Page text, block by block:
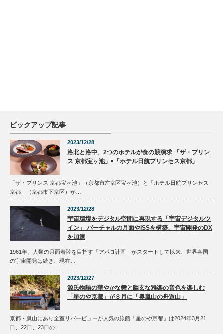
ピックアップ記事
2023/12/28
洛北と洛中、2つのホテルが食の競演求 「ザ・プリン
ス 京都宝ヶ池」×「ホテル日航プリンセス京都」
「ザ・プリンス 京都宝ヶ池」（京都市左京区宝ヶ池）と「ホテル日航プリンセス
京都」（京都市下京区）が…
2023/12/28
宇宙環境をデジタル空間に再現する「宇宙デジタルツ
イン」 バーチャルの月面やISSを構築、宇宙開発のDX
を加速
1961年、人類の月面着陸を目指す「アポロ計画」がスタートして以来、世界各国
の宇宙開発は続き、現在…
2023/12/27
源氏物語の華やかな舞と幽玄な雅楽の音色を楽しむ
「星のや京都」が３月に「奥嵐山の舟遊山」
京都・嵐山にあり全室リバービューが人気の旅館「星のや京都」は2024年3月21
日、22日、23日の…